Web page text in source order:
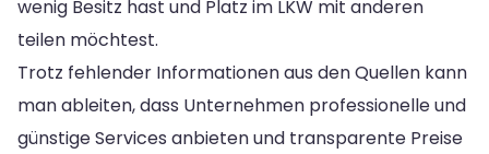
wenig Besitz hast und Platz im LKW mit anderen
teilen möchtest.
Trotz fehlender Informationen aus den Quellen kann
man ableiten, dass Unternehmen professionelle und
günstige Services anbieten und transparente Preise